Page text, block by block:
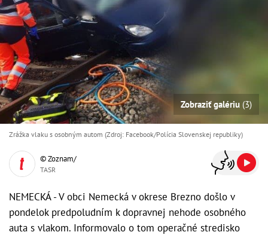
Zobraziť galériu (3)
Zrážka vlaku s osobným autom (Zdroj: Facebook/Polícia Slovenskej republiky)
© Zoznam/
TASR
NEMECKÁ - V obci Nemecká v okrese Brezno došlo v
pondelok predpoludním k dopravnej nehode osobného
auta s vlakom. Informovalo o tom operačné stredisko